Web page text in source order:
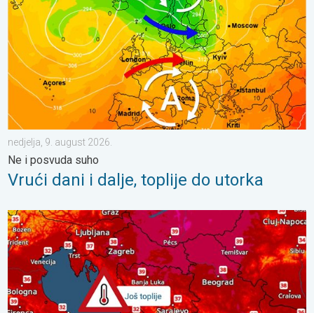
nedjelja, 9. august 2026.
Ne i posvuda suho
Vrući dani i dalje, toplije do utorka
Još malo toplije, do kada?. Lokalno 40-ice. . . nedjelja, 2.